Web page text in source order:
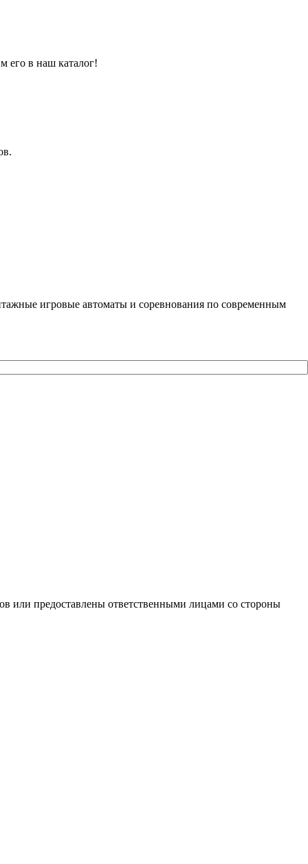
его в наш каталог!
игровые автоматы и соревнования по современным
или предоставлены ответственными лицами со стороны